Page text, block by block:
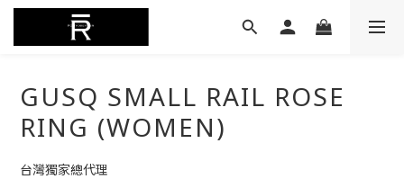
GUSQ SMALL RAIL ROSE
RING (WOMEN)
台灣獨家總代理